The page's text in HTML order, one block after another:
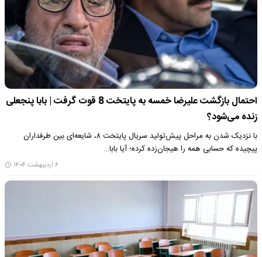
احتمال بازگشت علیرضا خمسه به پایتخت 8 قوت گرفت | بابا پنجعلی
زنده می‌شود؟
با نزدیک شدن به مراحل پیش‌تولید سریال پایتخت ۸، شایعه‌ای بین طرفداران
پیچیده که حسابی همه را هیجان‌زده کرده؛ آیا بابا…
۶ اردیبهشت ۱۴۰۴